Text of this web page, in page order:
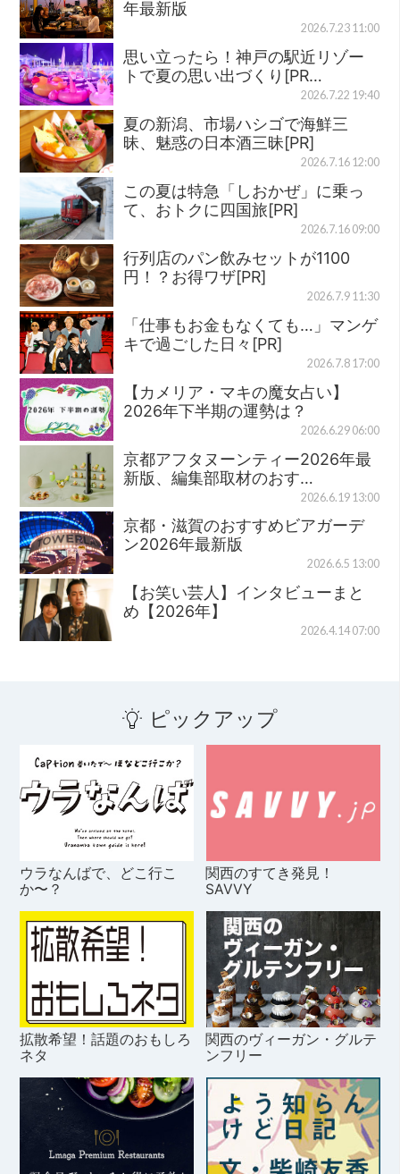
年最新版
2026.7.23 11:00
思い立ったら！神戸の駅近リゾー
トで夏の思い出づくり[PR…
2026.7.22 19:40
夏の新潟、市場ハシゴで海鮮三
昧、魅惑の日本酒三昧[PR]
2026.7.16 12:00
この夏は特急「しおかぜ」に乗っ
て、おトクに四国旅[PR]
2026.7.16 09:00
行列店のパン飲みセットが1100
円！？お得ワザ[PR]
2026.7.9 11:30
「仕事もお金もなくても…」マンゲ
キで過ごした日々[PR]
2026.7.8 17:00
【カメリア・マキの魔女占い】
2026年下半期の運勢は？
2026.6.29 06:00
京都アフタヌーンティー2026年最
新版、編集部取材のおす…
2026.6.19 13:00
京都・滋賀のおすすめビアガーデ
ン2026年最新版
2026.6.5 13:00
【お笑い芸人】インタビューまと
め【2026年】
2026.4.14 07:00
ピックアップ
ウラなんばで、どこ行こ
か〜？
関西のすてき発見！
SAVVY
拡散希望！話題のおもしろ
ネタ
関西のヴィーガン・グルテ
ンフリー